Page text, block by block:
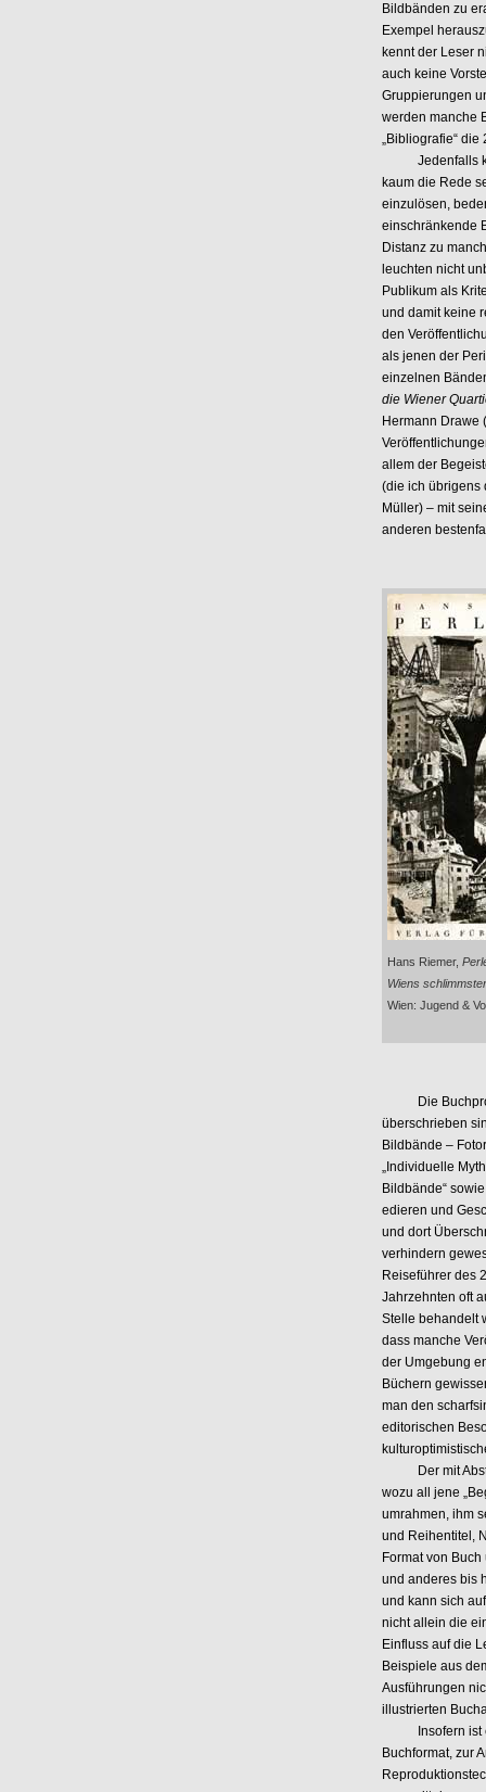
Bildbänden zu
Exempel
kennt der Leser
auch keine
Gruppierungen
werden manche
„Bibliografie“
Jedenfalls
kaum die Rede
einzulösen,
einschränkende
Distanz zu
leuchten nicht
Publikum als
und damit keine
den
als jenen der
einzelnen
die Wiener
Hermann Drawe
allem der
(die ich übrigens
Müller) – mit
anderen
Hans Riemer,
Wiens
Wien: Jugend &
Die
überschrieben
Bildbände –
„Individuelle
Bildbände“
edieren und
und dort
verhindern
Reiseführer des
Jahrzehnten oft
Stelle behandelt
dass manche
der Umgebung
Büchern
man den
editorischen
Der mit
wozu all jene
umrahmen, ihm
und Reihentitel,
Format von
und anderes bis
und kann sich
nicht allein die
Einfluss auf die
Beispiele aus
Ausführungen
illustrierten
Insofern ist es
Buchformat, zur